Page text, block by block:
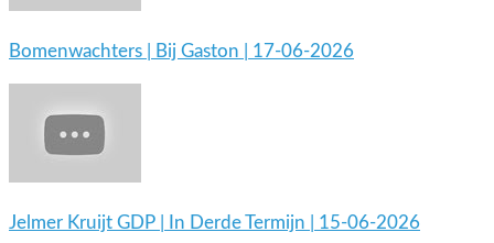
Bomenwachters | Bij Gaston | 17-06-2026
Jelmer Kruijt GDP | In Derde Termijn | 15-06-2026